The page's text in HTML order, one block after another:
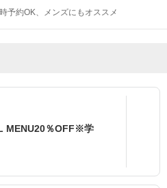
予約OK メンズにもオススメ
MENU20％OFF※学